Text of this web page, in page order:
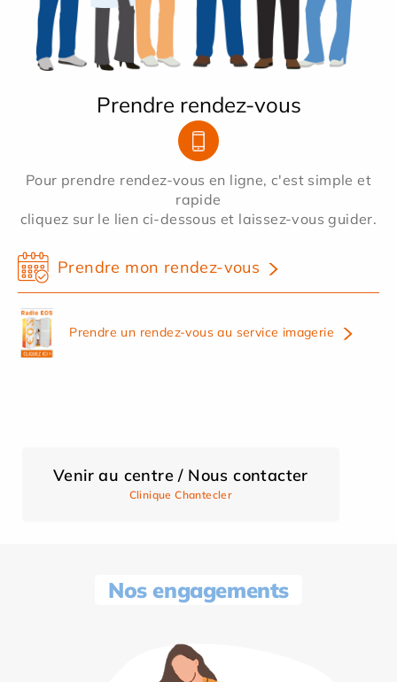
Prendre rendez-vous
Pour prendre rendez-vous en ligne, c'est simple et
rapide
cliquez sur le lien ci-dessous et laissez-vous guider.
Prendre mon rendez-vous
Prendre un rendez-vous au service imagerie
Venir au centre / Nous contacter
Clinique Chantecler
Nos engagements